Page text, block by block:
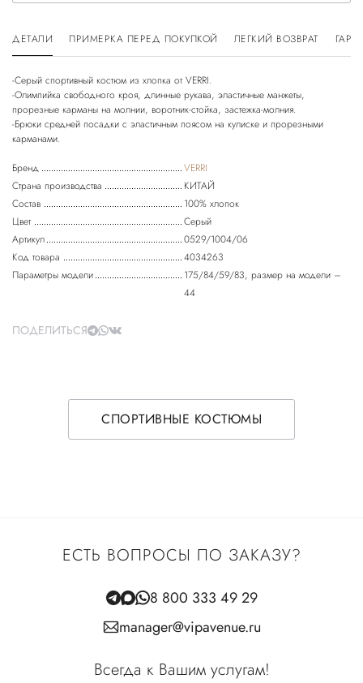
ДЕТАЛИ ПРИМЕРКА ПЕРЕД ПОКУПКОЙ ЛЕГКИЙ ВОЗВРАТ
-Серый спортивный костюм из хлопка от VERRI.
-Олимпийка свободного кроя, длинные рукава, эластичные манжеты,
прорезные карманы на молнии, воротник-стойка, застежка-молния.
-Брюки средней посадки с эластичным поясом на кулиске и прорезными
Бренд
VERRI
Страна производства
КИТАЙ
Состав
100% хлопок
Цвет
Серый
Артикул
0529/1004/06
Код товара
4034263
Параметры модели
175/84/59/83, размер на модели –
44
ПОДЕЛИТЬСЯ
СПОРТИВНЫЕ КОСТЮМЫ
ЕСТЬ ВОПРОСЫ ПО ЗАКАЗУ?
8 800 333 49 29
manager@vipavenue.ru
Всегда к Вашим услугам!